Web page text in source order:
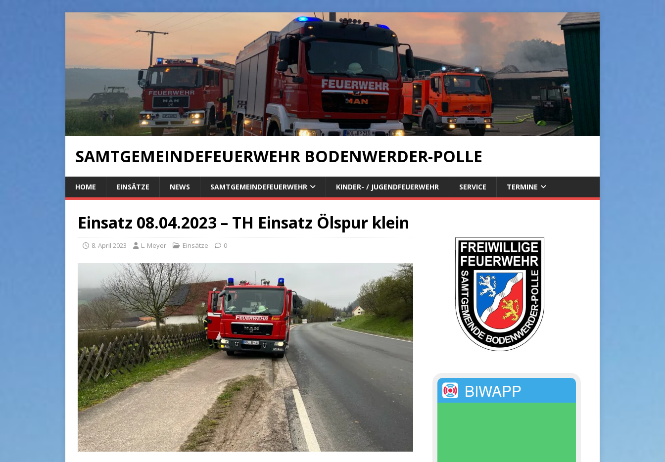
SAMTGEMEINDEFEUERWEHR BODENWERDER-POLLE
HOME EINSÄTZE NEWS SAMTGEMEINDEFEUERWEHR KINDER- / JUGENDFEUERWEHR SERVICE TERMINE
Einsatz 08.04.2023 – TH Einsatz Ölspur klein
8. April 2023 L. Meyer Einsätze 0
BIWAPP